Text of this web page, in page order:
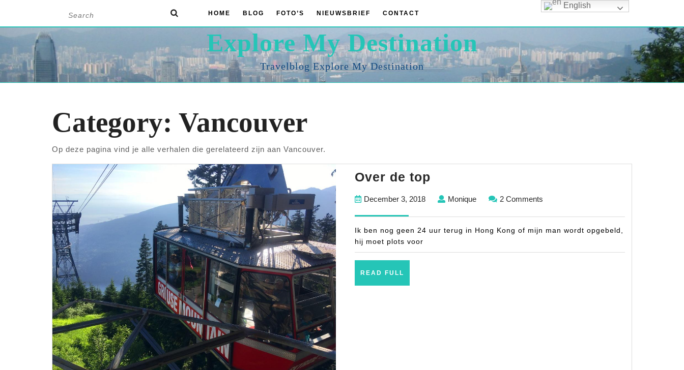
content
HOME BLOG FOTO’S NIEUWSBRIEF CONTACT
Explore My Destination
Travelblog Explore My Destination
Category: Vancouver
Op deze pagina vind je alle verhalen die gerelateerd zijn aan Vancouver.
Over de top
de
top
December 3, 2018DecemberMoniqueMonique2 Comments
Ik ben nog geen 24 uur terug in Hong Kong of mijn man wordt opgebeld,
hij moet plots voor
READ FULL
English